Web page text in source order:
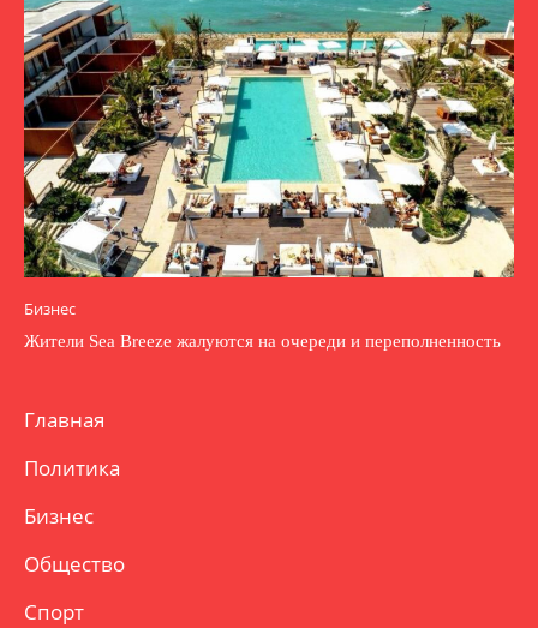
Бизнес
Жители Sea Breeze жалуются на очереди и переполненность
Главная
Политика
Бизнес
Общество
Спорт